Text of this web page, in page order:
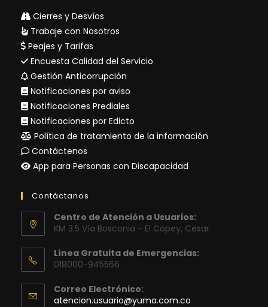
Cierres y Desvíos
Trabaje con Nosotros
Peajes y Tarifas
Encuesta Calidad del Servicio
Gestión Anticorrupción
Notificaciones por aviso
Notificaciones Prediales
Notificaciones por Edicto
Política de tratamiento de la información
Contáctenos
App para Personas con Discapacidad
Contáctanos
Centro de Atención a Usuarios:
KM 3.5 Vía Bosconia - El Copey, Cesar
Línea Gratuita de Emergencias:
018000-945566
Correo Electrónico:
atencion.usuario@yuma.com.co